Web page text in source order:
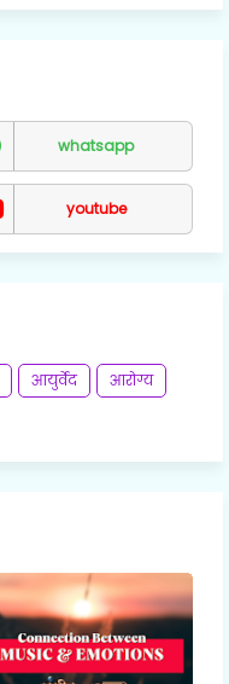
whatsapp
youtube
आयुर्वेद
आरोग्य